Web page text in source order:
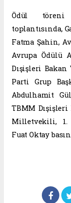
Ödül töreni
toplantısında,
Fatma Şahin,
Avrupa Ödülü
Dışişleri Bakan
Parti Grup
Abdulhamit
TBMM
Milletvekili, 1.
Fuat Oktay